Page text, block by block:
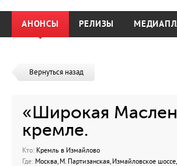
АНОНСЫ РЕЛИЗЫ
Вернуться назад
«Широкая
кремле.
Кто: Кремль в Измайлово
Где: Москва, М. Партизанская, Измайловское